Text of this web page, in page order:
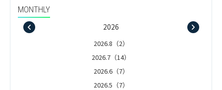
MONTHLY
2026
2026.8（2）
2026.7（14）
2026.6（7）
2026.5（7）